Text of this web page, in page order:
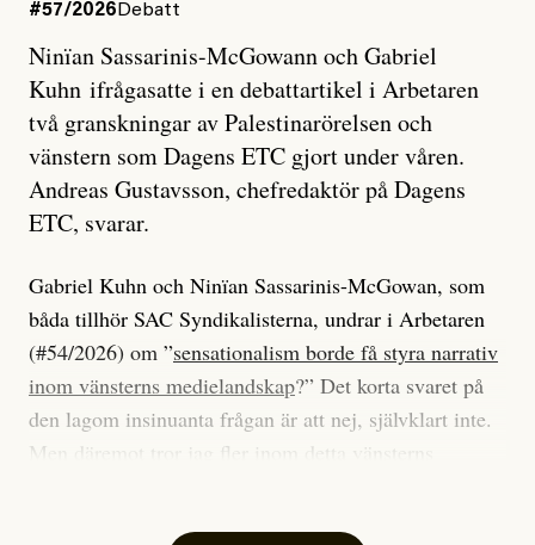
#57/2026 Debatt
Ninïan Sassarinis-McGowann och Gabriel
Kuhn ifrågasatte i en debattartikel i Arbetaren
två granskningar av Palestinarörelsen och
vänstern som Dagens ETC gjort under våren.
Andreas Gustavsson, chefredaktör på Dagens
ETC, svarar.
Gabriel Kuhn och Ninïan Sassarinis-McGowan, som
båda tillhör SAC Syndikalisterna, undrar i Arbetaren
(#54/2026) om ”sensationalism borde få styra narrativ
inom vänsterns medielandskap?” Det korta svaret på
den lagom insinuanta frågan är att nej, självklart inte.
Men däremot tror jag fler inom detta vänsterns